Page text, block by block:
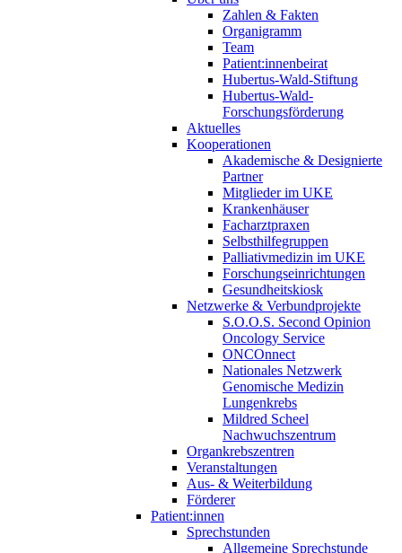
Zahlen & Fakten
Organigramm
Team
Patient:innenbeirat
Hubertus-Wald-Stiftung
Hubertus-Wald-
Forschungsförderung
Aktuelles
Kooperationen
Akademische & Designierte
Partner
Mitglieder im UKE
Krankenhäuser
Facharztpraxen
Selbsthilfegruppen
Palliativmedizin im UKE
Forschungseinrichtungen
Gesundheitskiosk
Netzwerke & Verbundprojekte
S.O.O.S. Second Opinion
Oncology Service
ONCOnnect
Nationales Netzwerk
Genomische Medizin
Lungenkrebs
Mildred Scheel
Nachwuchszentrum
Organkrebszentren
Veranstaltungen
Aus- & Weiterbildung
Förderer
Patient:innen
Sprechstunden
Allgemeine Sprechstunde